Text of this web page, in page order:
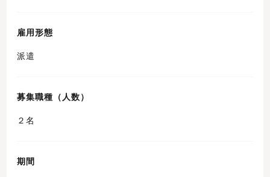
雇用形態
派遣
募集職種（人数）
２名
期間